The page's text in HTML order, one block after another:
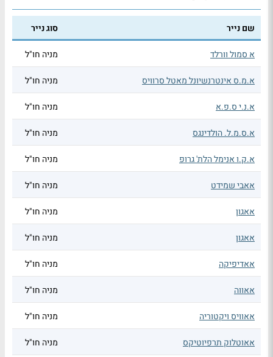
שם נייר סוג נייר
א סמול וורלד מניה חו"ל
א.מ.ס אינטרנשיונל מאטל סרוויס מניה חו"ל
א.נ.י ס.פ.א מניה חו"ל
א.ס.מ.ל. הולדינגס מניה חו"ל
א.ק.ו אנימל הלת' גרופ מניה חו"ל
אאבי שמידט מניה חו"ל
אאגון מניה חו"ל
אאגון מניה חו"ל
אאדיפיקה מניה חו"ל
אאווה מניה חו"ל
אאוויס ויקטוריה מניה חו"ל
אאוטלוק תרפיוטיקס מניה חו"ל